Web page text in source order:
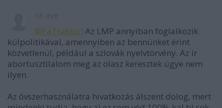
@FaTraktor: Az LMP annyiban foglalkozik
külpolitikával, amennyiben az bennünket érint
közvetlenül, például a szlovák nyelvtörvény. Az ír
abortusztilalom meg az olasz keresztek ügye nem
ilyen.
Az óvszerhasználatra hivatkozás álszent dolog, mert